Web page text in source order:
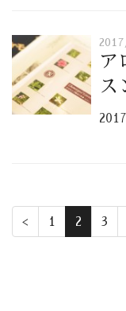
ア
ス
< 1 2 3